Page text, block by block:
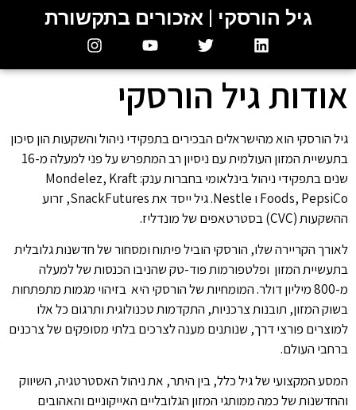
גיל הורסקי | אזכורים בתקשורת
אודות גיל הורסקי
גיל הורסקי הוא מהישראלים הבכירים בתפקידי ניהול והשקעות הון סיכון
בתעשיית המזון העולמית עם ניסיון רב המתפרש על פני למעלה מ-16
שנים בתפקידי ניהול בינלאומי בחברות ענק: Mondelez, Kraft
Foods, PepsiCo ו Nestle. גיל ייסד את SnackFutures, זרוע
ההשקעות (CVC) בסטרטאפים של מונדליז.
לאורך הקריירה שלו, הורסקי הוביל פיתוח ומסחור של חדשנות גלובלית
בתעשיית המזון ופלטפורמות פוד-טק שהניבו הכנסות של למעלה
מ-800 מיליון דולר. המומחיות של הורסקי היא בזיהוי מגמות מתפתחות
בשוק המזון, תובנות צרכניות, התקדמות טכנולוגית ותרגום כל אלו
למוצרים פורצי דרך, שנותנים מענה לצרכים בלתי מסופקים של צרכנים
ברחבי העולם.
המסע המקצועי של גיל כלל, בין היתר, את ניהול האסטרטגיה, השיווק
והחדשנות של כמה ממותגי המזון הגלובליים האייקוניים והאהובים